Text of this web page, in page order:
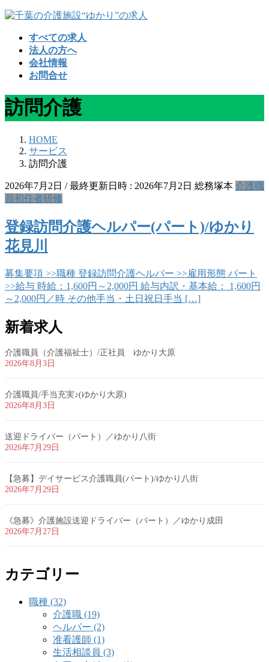
コ
キ
ッ
ナ
に
移
すべての求人
法人の方へ
会社情報
お問合せ
訪問介護
HOME
サービス
訪問介護
2026年7月2日 / 最終更新日時 : 2026年7月2日 総務塚本 介護職
員初任者研修
登録訪問介護ヘルパー(パート)/ゆかり
花見川
募集要項 >>職種 登録訪問介護ヘルパー >>雇用形態 パート
>>給与 時給：1,600円～2,000円 給与内訳・基本給： 1,600円
～2,000円／時 その他手当・土日祝日手当 […]
新着求人
介護職員（介護福祉士）/正社員 ゆかり大原
2026年8月3日
介護職員/手当充実♪(ゆかり大原)
2026年8月3日
送迎ドライバー（パート）／ゆかり八街
2026年7月29日
【急募】デイサービス介護職員(パート)/ゆかり八街
2026年7月29日
《急募》介護施設送迎ドライバー（パート）／ゆかり成田
2026年7月27日
カテゴリー
職種 (32)
介護職 (19)
ヘルパー (2)
准看護師 (1)
生活相談員 (3)